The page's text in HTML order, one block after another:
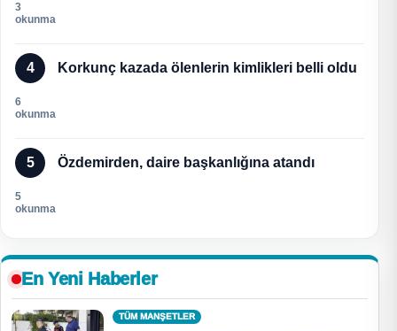
3
okunma
4 Korkunç kazada ölenlerin kimlikleri belli oldu
6
okunma
5 Özdemirden, daire başkanlığına atandı
5
okunma
En Yeni Haberler
TÜM MANŞETLER